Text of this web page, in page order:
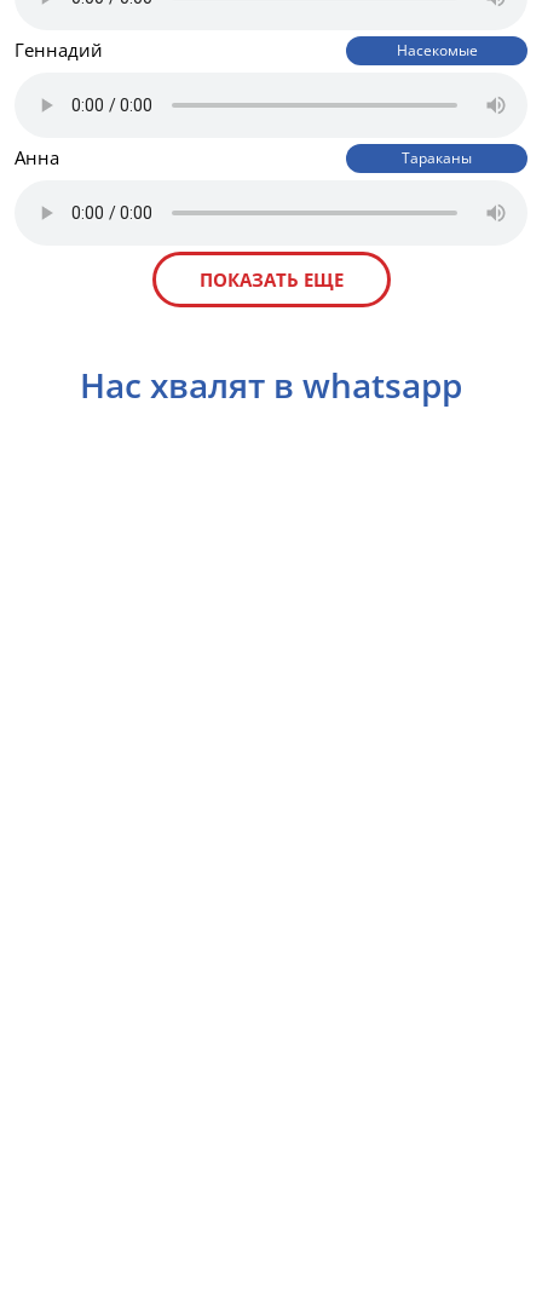
Геннадий Насекомые
Анна Тараканы
ПОКАЗАТЬ ЕЩЕ
Нас хвалят в whatsapp